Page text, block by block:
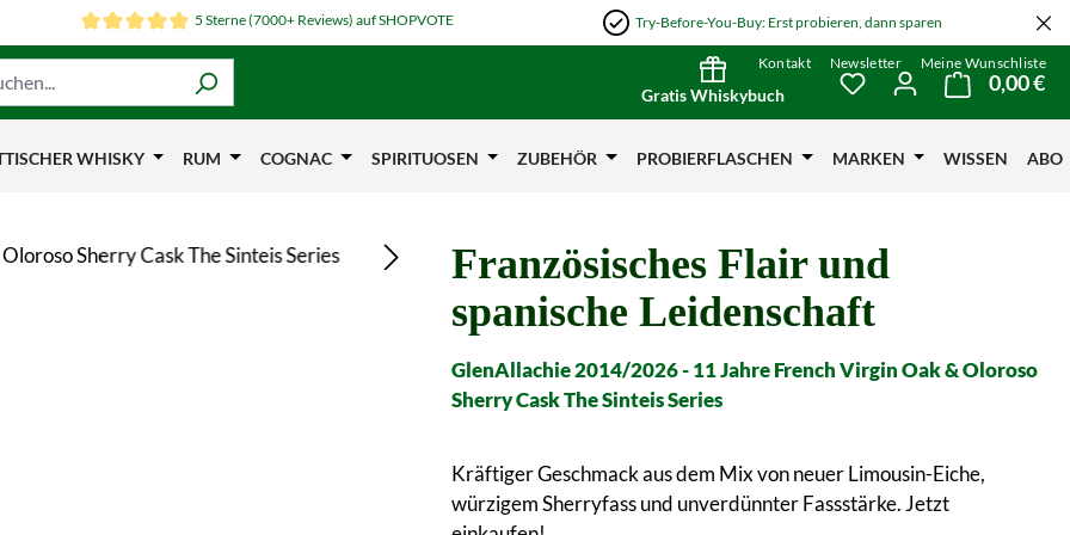
5 Sterne (7000+ Reviews) auf SHOPVOTE Try-Before-You-Buy: Erst probieren, dann sparen
Kontakt Newsletter Meine Wunschliste
Gratis Whiskybuch
Du hast 0 Produkte
0,00 €
WHISKY RUM COGNAC SPIRITUOSEN ZUBEHÖR PROBIERFLASCHEN MARKEN WISSEN ABO
Französisches Flair und
spanische Leidenschaft
GlenAllachie 2014/2026 - 11 Jahre French Virgin Oak & Oloroso
Sherry Cask The Sinteis Series
Kräftiger Geschmack aus dem Mix von neuer Limousin-Eiche,
würzigem Sherryfass und unverdünnter Fassstärke. Jetzt